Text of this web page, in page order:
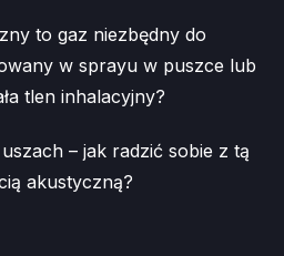
to gaz niezbędny do
w sprayu w puszce lub
tlen inhalacyjny?
– jak radzić sobie z tą
akustyczną?